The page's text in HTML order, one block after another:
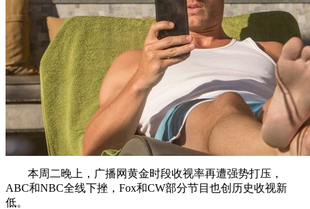
本周二晚上，广播网黄金时段收视率再遭强势打压，
ABC和NBC全线下挫，Fox和CW部分节目也创历史收视新
低。